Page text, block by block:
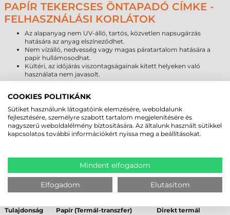
PAPÍR TEKERCSES ÖNTAPADÓ CÍMKE -
FELHASZNÁLÁSI KORLÁTOK
Az alapanyag nem UV-álló, tartós, közvetlen napsugárzás
hatására az anyag elszíneződhet.
Nem vízálló, nedvesség vagy magas páratartalom hatására a
papír hullámosodhat.
Kültéri, az időjárás viszontagságainak kitett helyeken való
használata nem javasolt.
PAPÍR CÍMKE ÉLETTARTAM
ÖSSZEHASONLÍTÁS
Alapanyag típusa
Várható élettartam (beltér)
Papír
1–3 év
Műanyag
5–10 év
PAPÍR VS DIREKT TERMÁL – SZAKMAI
ÖSSZEHASONLÍTÁS
Tulajdonság Papír (Termál-transzfer)
Direkt termál
COOKIES POLITIKÁNK
Sütiket használunk látogatóink elemzésére, weboldalunk
fejlesztésére, személyre szabott tartalom megjelenítésére és
nagyszerű weboldalélmény biztosítására. Az általunk használt sütikkel
kapcsolatos további információkért nyissa meg a beállításokat.
Mindent elfogadom
Elfogadom Elutasítom